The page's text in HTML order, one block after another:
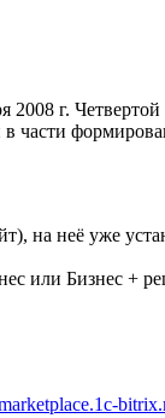
г.
на неё уже
или Бизнес +